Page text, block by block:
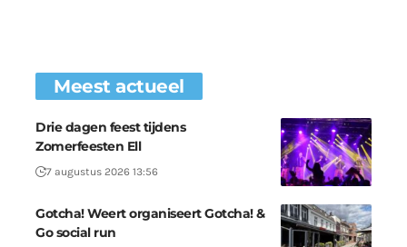
Meest actueel
Drie dagen feest tijdens
Zomerfeesten Ell
7 augustus 2026 13:56
Gotcha! Weert organiseert Gotcha! &
Go social run